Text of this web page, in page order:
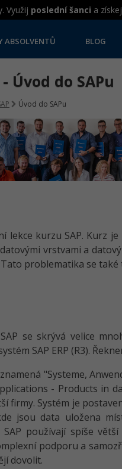
Využij poslední šanci a
ABSOLVENTŮ BLOG
Úvod do SAPu
Úvod do SAPu
lekce kurzu SAP. Kurz
vrstvami a
problematika se také
se skrývá velice
SAP ERP (R3).
"Systeme,
- Products in
firmy. Systém je
jsou data uložena
SAP používají spíše
podporu a
dovolit.